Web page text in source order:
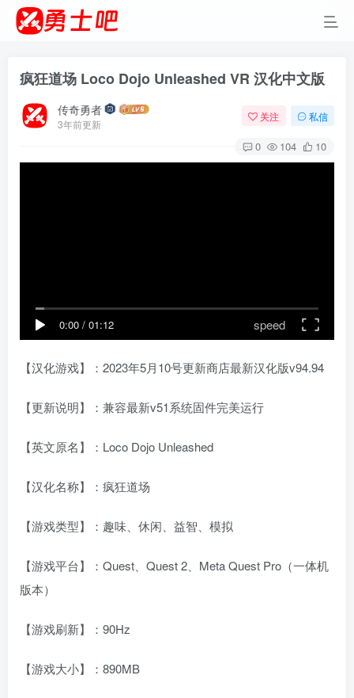
疯狂道场 Loco Dojo Unleashed VR 汉化中文版
传奇勇者
3年前更新
关注 私信
0 104 10
0:00 / 01:12 speed
【汉化游戏】：2023年5月10号更新商店最新汉化版v94.94
【更新说明】：兼容最新v51系统固件完美运行
【英文原名】：Loco Dojo Unleashed
【汉化名称】：疯狂道场
【游戏类型】：趣味、休闲、益智、模拟
【游戏平台】：Quest、Quest 2、Meta Quest Pro（一体机
版本）
【游戏刷新】：90Hz
【游戏大小】：890MB